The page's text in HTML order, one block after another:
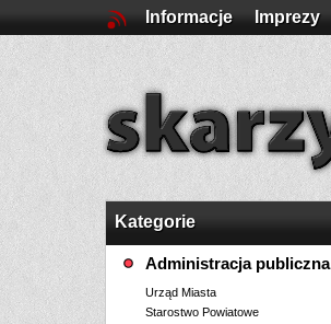
Informacje Imprezy
Kategorie
Administracja publiczna
Urząd Miasta
Starostwo Powiatowe